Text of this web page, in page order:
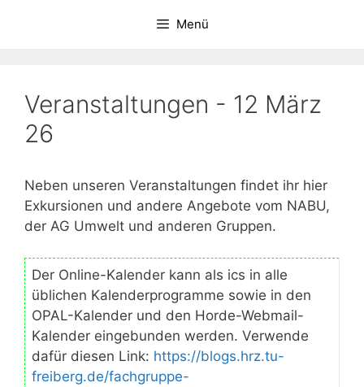
Menü
Veranstaltungen - 12 März
26
Neben unseren Veranstaltungen findet ihr hier
Exkursionen und andere Angebote vom NABU,
der AG Umwelt und anderen Gruppen.
Der Online-Kalender kann als ics in alle
üblichen Kalenderprogramme sowie in den
OPAL-Kalender und den Horde-Webmail-
Kalender eingebunden werden. Verwende
dafür diesen Link: https://blogs.hrz.tu-
freiberg.de/fachgruppe-